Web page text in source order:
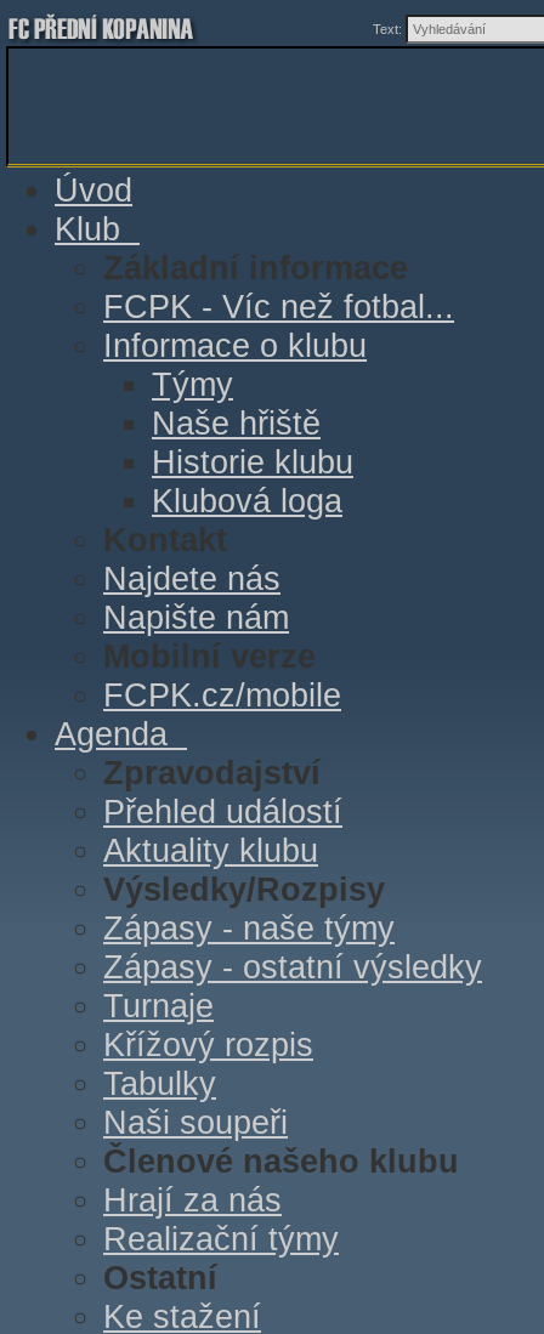
Text:
Úvod
Klub
Základní informace
FCPK - Víc než fotbal...
Informace o klubu
Týmy
Naše hřiště
Historie klubu
Klubová loga
Kontakt
Najdete nás
Napište nám
Mobilní verze
FCPK.cz/mobile
Agenda
Zpravodajství
Přehled událostí
Aktuality klubu
Výsledky/Rozpisy
Zápasy - naše týmy
Zápasy - ostatní výsledky
Turnaje
Křížový rozpis
Tabulky
Naši soupeři
Členové našeho klubu
Hrají za nás
Realizační týmy
Ostatní
Ke stažení